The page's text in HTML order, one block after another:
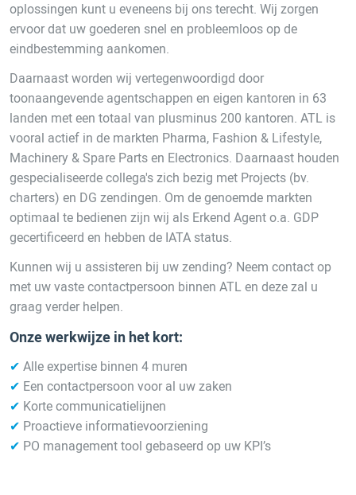
oplossingen kunt u eveneens bij ons terecht. Wij zorgen
ervoor dat uw goederen snel en probleemloos op de
eindbestemming aankomen.
Daarnaast worden wij vertegenwoordigd door
toonaangevende agentschappen en eigen kantoren in 63
landen met een totaal van plusminus 200 kantoren. ATL is
vooral actief in de markten Pharma, Fashion & Lifestyle,
Machinery & Spare Parts en Electronics. Daarnaast houden
gespecialiseerde collega's zich bezig met Projects (bv.
charters) en DG zendingen. Om de genoemde markten
optimaal te bedienen zijn wij als Erkend Agent o.a. GDP
gecertificeerd en hebben de IATA status.
Kunnen wij u assisteren bij uw zending? Neem contact op
met uw vaste contactpersoon binnen ATL en deze zal u
graag verder helpen.
Onze werkwijze in het kort:
✔ Alle expertise binnen 4 muren
✔ Een contactpersoon voor al uw zaken
✔ Korte communicatielijnen
✔ Proactieve informatievoorziening
✔ PO management tool gebaseerd op uw KPI’s